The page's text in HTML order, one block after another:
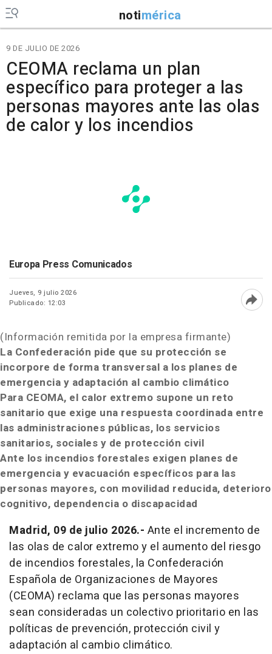
notimérica
9 DE JULIO DE 2026
CEOMA reclama un plan
específico para proteger a las
personas mayores ante las olas
de calor y los incendios
Europa Press Comunicados
Jueves, 9 julio 2026
Publicado: 12:03
(Información remitida por la empresa firmante)
La Confederación pide que su protección se
incorpore de forma transversal a los planes de
emergencia y adaptación al cambio climático
Para CEOMA, el calor extremo supone un reto
sanitario que exige una respuesta coordinada entre
las administraciones públicas, los servicios
sanitarios, sociales y de protección civil
Ante los incendios forestales exigen planes de
emergencia y evacuación específicos para las
personas mayores, con movilidad reducida, deterioro
cognitivo, dependencia o discapacidad
Madrid, 09 de julio 2026.- Ante el incremento de
las olas de calor extremo y el aumento del riesgo
de incendios forestales, la Confederación
Española de Organizaciones de Mayores
(CEOMA) reclama que las personas mayores
sean consideradas un colectivo prioritario en las
políticas de prevención, protección civil y
adaptación al cambio climático.